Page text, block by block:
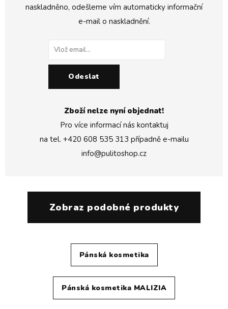
naskladněno, odešleme vím automaticky informační
e-mail o naskladnění.
Odeslat
Zboží nelze nyní objednat!
Pro více informací nás kontaktuj
na tel. +420 608 535 313 případně e-mailu
info@pulitoshop.cz
Zobraz podobné produkty
Pánská kosmetika
Pánská kosmetika MALIZIA